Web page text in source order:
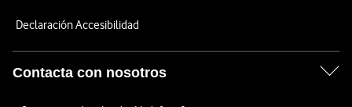
Declaración Accesibilidad
Contacta con nosotros